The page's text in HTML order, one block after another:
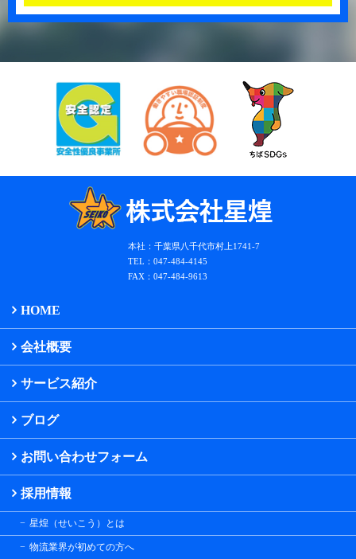
本社：千葉県八千代市村上1741-7
TEL：047-484-4145
FAX：047-484-9613
HOME
会社概要
サービス紹介
ブログ
お問い合わせフォーム
採用情報
星煌（せいこう）とは
物流業界が初めての方へ